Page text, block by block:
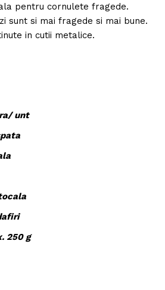
pentru cornulete fragede.
sunt si mai fragede si mai bune.
in cutii metalice.
unt
250 g